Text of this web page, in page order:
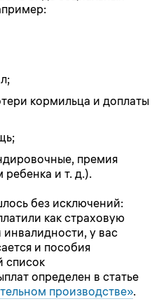
кормильца и доплаты
премия
и т. д.).
без исключений:
как страховую
у вас
и пособия
список
определен в статье
производстве».